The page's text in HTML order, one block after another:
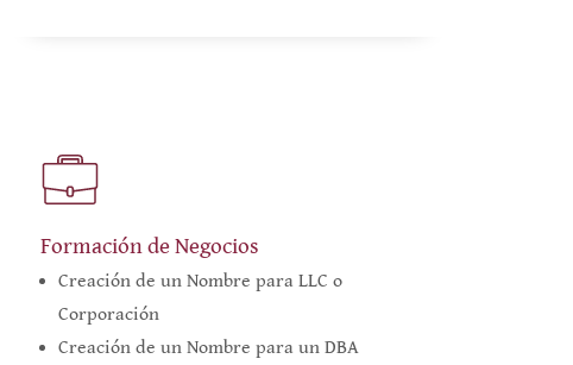
Formación de Negocios
Creación de un Nombre para LLC o
Corporación
Creación de un Nombre para un DBA